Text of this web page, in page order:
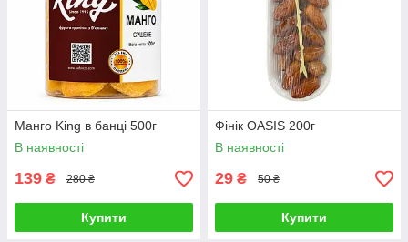
Манго King в банці 500г
В наявності
139 ₴ 280 ₴
Купити
Фінік OASIS 200г
В наявності
29 ₴ 50 ₴
Купити